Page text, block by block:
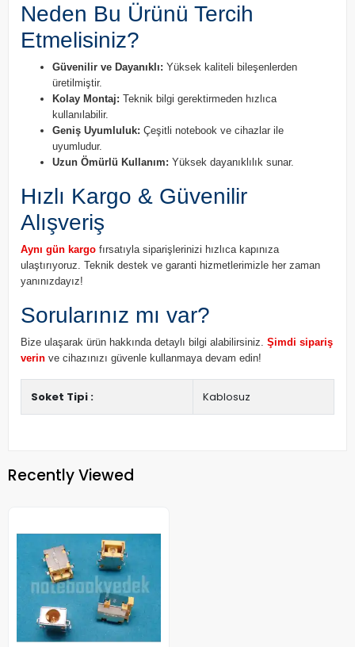
Neden Bu Ürünü Tercih
Etmelisiniz?
Güvenilir ve Dayanıklı: Yüksek kaliteli bileşenlerden
üretilmiştir.
Kolay Montaj: Teknik bilgi gerektirmeden hızlıca
kullanılabilir.
Geniş Uyumluluk: Çeşitli notebook ve cihazlar ile
uyumludur.
Uzun Ömürlü Kullanım: Yüksek dayanıklılık sunar.
Hızlı Kargo & Güvenilir
Alışveriş
Aynı gün kargo fırsatıyla siparişlerinizi hızlıca kapınıza
ulaştırıyoruz. Teknik destek ve garanti hizmetlerimizle her zaman
yanınızdayız!
Sorularınız mı var?
Bize ulaşarak ürün hakkında detaylı bilgi alabilirsiniz. Şimdi sipariş
verin ve cihazınızı güvenle kullanmaya devam edin!
Soket Tipi : Kablosuz
Recently Viewed